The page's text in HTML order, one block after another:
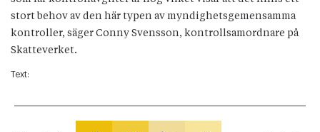
stort behov av den här typen av myndighetsgemensamma
kontroller, säger Conny Svensson, kontrollsamordnare på
Skatteverket.
Text: